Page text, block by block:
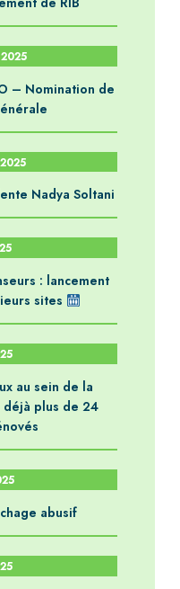
– Nomination de
Nadya Soltani
: lancement
sites
au sein de la
déjà plus de 24
abusif